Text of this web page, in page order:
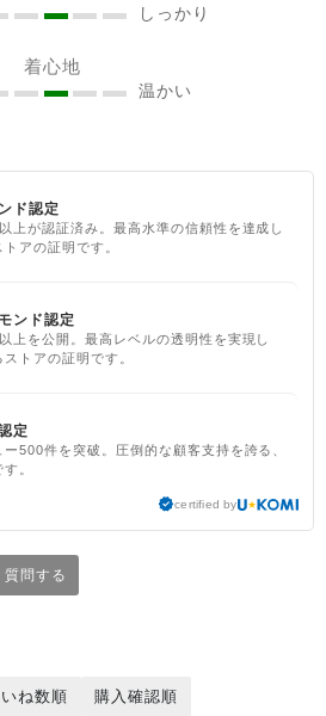
す #sisam ＃フェアトレード
しっかり
着心地
温かい
ド認定
上が認証済み。最高水準の信頼性を達成し
アの証明です。
ンド認定
上を公開。最高レベルの透明性を実現し
トアの証明です。
定
500件を突破。圧倒的な顧客支持を誇る、
。
certified by
質問する
ね数順 購入確認順